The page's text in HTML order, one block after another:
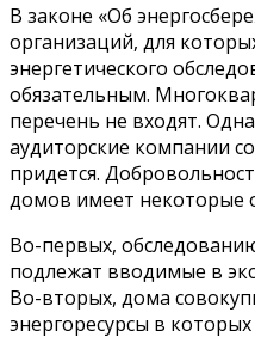
В законе «Об
организаций, для
энергетического
обязательным.
перечень не входят.
аудиторские компании
придется.
домов имеет некоторые
Во-первых,
подлежат вводимые в
Во-вторых, дома
энергоресурсы в